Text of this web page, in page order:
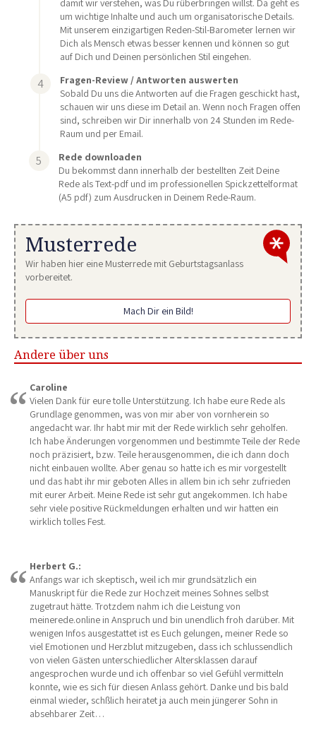
damit wir verstehen, was Du rüberbringen willst. Da geht es
um wichtige Inhalte und auch um organisatorische Details.
Mit unserem einzigartigen Reden-Stil-Barometer lernen wir
Dich als Mensch etwas besser kennen und können so gut
auf Dich und Deinen persönlichen Stil eingehen.
Fragen-Review / Antworten auswerten
Sobald Du uns die Antworten auf die Fragen geschickt hast,
schauen wir uns diese im Detail an. Wenn noch Fragen offen
sind, schreiben wir Dir innerhalb von 24 Stunden im Rede-
Raum und per Email.
Rede downloaden
Du bekommst dann innerhalb der bestellten Zeit Deine
Rede als Text-pdf und im professionellen Spickzettelformat
(A5 pdf) zum Ausdrucken in Deinem Rede-Raum.
Musterrede
Wir haben hier eine Musterrede mit Geburtstagsanlass
vorbereitet.
Mach Dir ein Bild!
Andere über uns
Caroline
Vielen Dank für eure tolle Unterstützung. Ich habe eure Rede als
Grundlage genommen, was von mir aber von vornherein so
angedacht war. Ihr habt mir mit der Rede wirklich sehr geholfen.
Ich habe Änderungen vorgenommen und bestimmte Teile der Rede
noch präzisiert, bzw. Teile herausgenommen, die ich dann doch
nicht einbauen wollte. Aber genau so hatte ich es mir vorgestellt
und das habt ihr mir geboten Alles in allem bin ich sehr zufrieden
mit eurer Arbeit. Meine Rede ist sehr gut angekommen. Ich habe
sehr viele positive Rückmeldungen erhalten und wir hatten ein
wirklich tolles Fest.
Herbert G.:
Anfangs war ich skeptisch, weil ich mir grundsätzlich ein
Manuskript für die Rede zur Hochzeit meines Sohnes selbst
zugetraut hätte. Trotzdem nahm ich die Leistung von
meinerede.online in Anspruch und bin unendlich froh darüber. Mit
wenigen Infos ausgestattet ist es Euch gelungen, meiner Rede so
viel Emotionen und Herzblut mitzugeben, dass ich schlussendlich
von vielen Gästen unterschiedlicher Altersklassen darauf
angesprochen wurde und ich offenbar so viel Gefühl vermitteln
konnte, wie es sich für diesen Anlass gehört. Danke und bis bald
einmal wieder, schßlich heiratet ja auch mein jüngerer Sohn in
absehbarer Zeit…